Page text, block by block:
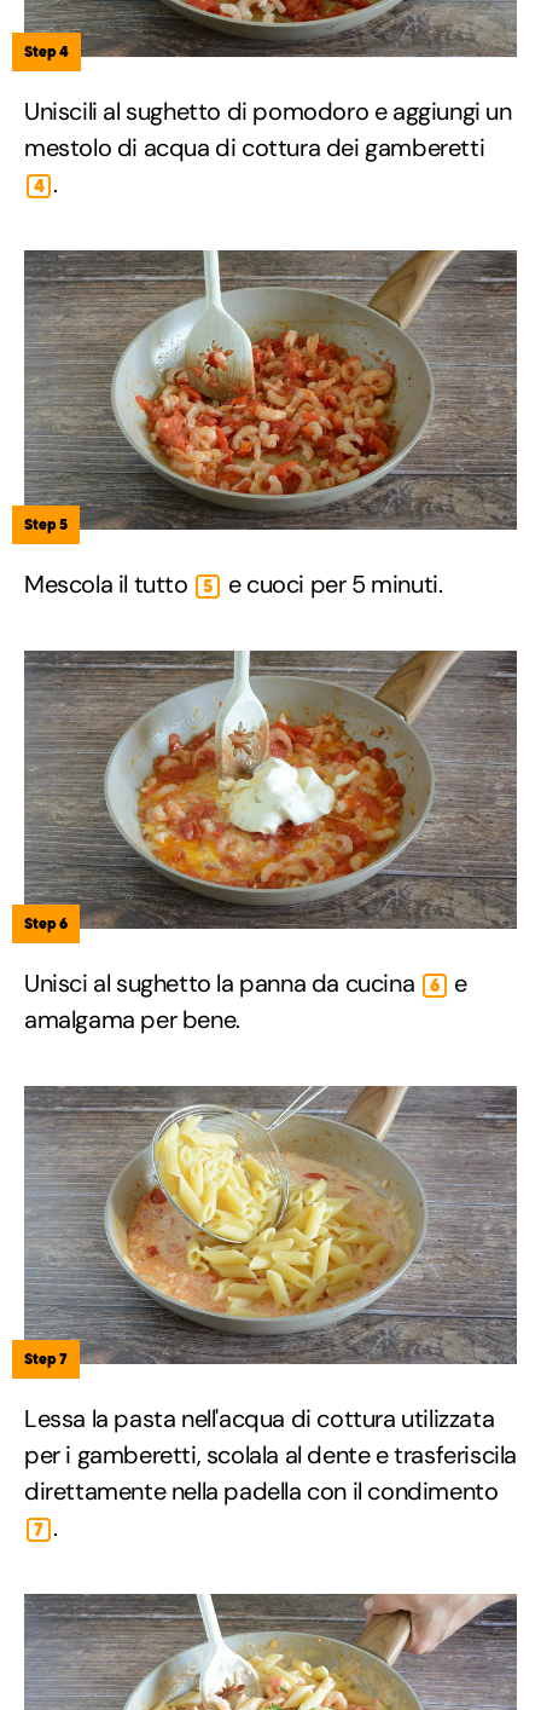
Step 4
Uniscili al sughetto di pomodoro e aggiungi un
mestolo di acqua di cottura dei gamberetti
4 .
Step 5
Mescola il tutto 5 e cuoci per 5 minuti.
Step 6
Unisci al sughetto la panna da cucina 6
e
amalgama per bene.
Step 7
Lessa la pasta nell'acqua di cottura utilizzata
per i gamberetti, scolala al dente e trasferiscila
direttamente nella padella con il condimento
7 .